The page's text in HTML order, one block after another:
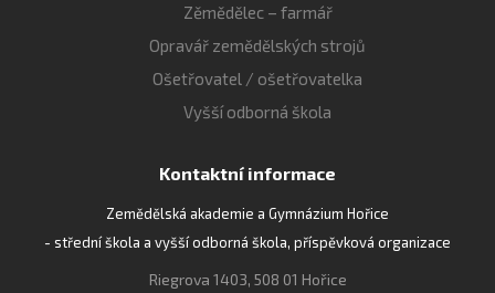
Zěmědělec – farmář
Opravář zemědělských strojů
Ošetřovatel / ošetřovatelka
Vyšší odborná škola
Kontaktní informace
Zemědělská akademie a Gymnázium Hořice
- střední škola a vyšší odborná škola, příspěvková organizace
Riegrova 1403, 508 01 Hořice